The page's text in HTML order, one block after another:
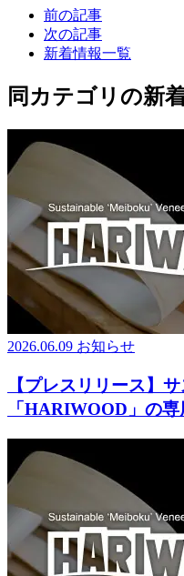
前の記事
次の記事
新着情報一覧
同カテゴリの新
2026.06.09 お知らせ
【プレスリリース】
「HARIWOOD」の